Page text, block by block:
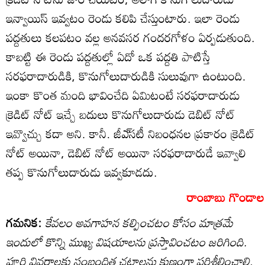
ఇన్వాయిస్‌ ఇవ్వటం రెండు కలిపి చేస్తుంటారు. ఇలా రెండు
పద్దతులు కలపటం వల్ల అనవసర గందరగోళం ఏర్పడుతుంది.
కాబట్టి ఈ రెండు పద్దతుల్లో ఏదో ఒక పద్దతి పాటిస్తే
సరఫరాదారుడికి, కొనుగోలుదారుడికి సులువుగా ఉంటుంది.
ఇంకా కొంత మంది భావించేది ఏమిటంటే సరఫరాదారుడు
క్రెడిట్‌ నోట్‌ ఇచ్చే బదులు కొనుగోలుదారుడు డెబిట్‌ నోట్‌
ఇవ్వొచ్చు కదా అని. కానీ. జీఎ్‌సటీ నిబంధనల ప్రకారం క్రెడిట్‌
నోట్‌ అయినా, డెబిట్‌ నోట్‌ అయినా సరఫరాదారుడే ఇవ్వాలి
తప్ప కొనుగోలుదారుడు ఇవ్వకూడదు.
రాంబాబు గొండాల
గమనిక:కేవలం అవగాహన కల్పించటం కోసం మాత్రమే
ఇందులో కొన్ని ముఖ్య విషయాలను ప్రస్తావించటం జరిగింది.